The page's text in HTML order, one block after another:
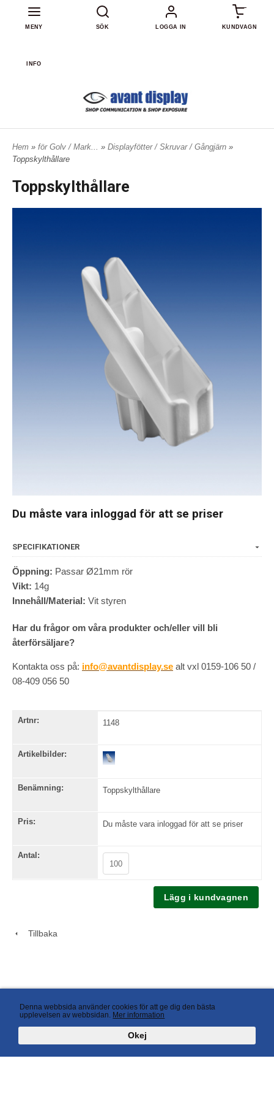
Okej
Denna webbsida använder cookies för att ge dig den bästa
upplevelsen av webbsidan. Mer information
MENY
INFO
SÖK LOGGA IN KUNDVAGN
Hem » för Golv / Mark... » Displayfötter / Skruvar / Gångjärn »
Toppskylthållare
Toppskylthållare
Du måste vara inloggad för att se priser
SPECIFIKATIONER
Öppning: Passar Ø21mm rör
Vikt: 14g
Innehåll/Material: Vit styren
Har du frågor om våra produkter och/eller vill bli
återförsäljare?
Kontakta oss på: info@avantdisplay.se alt vxl 0159-106 50 /
08-409 056 50
Artnr:
Artikelbilder:
Benämning:
Pris:
Antal:
1148
Toppskylthållare
Du måste vara inloggad för att se priser
Tillbaka